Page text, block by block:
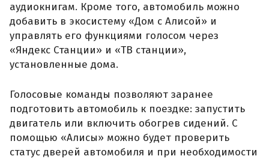
аудиокнигам. Кроме того, автомобиль можно
добавить в экосистему «Дом с Алисой» и
управлять его функциями голосом через
«Яндекс Станции» и «ТВ станции»,
установленные дома.
Голосовые команды позволяют заранее
подготовить автомобиль к поездке: запустить
двигатель или включить обогрев сидений. С
помощью «Алисы» можно будет проверить
статус дверей автомобиля и при необходимости